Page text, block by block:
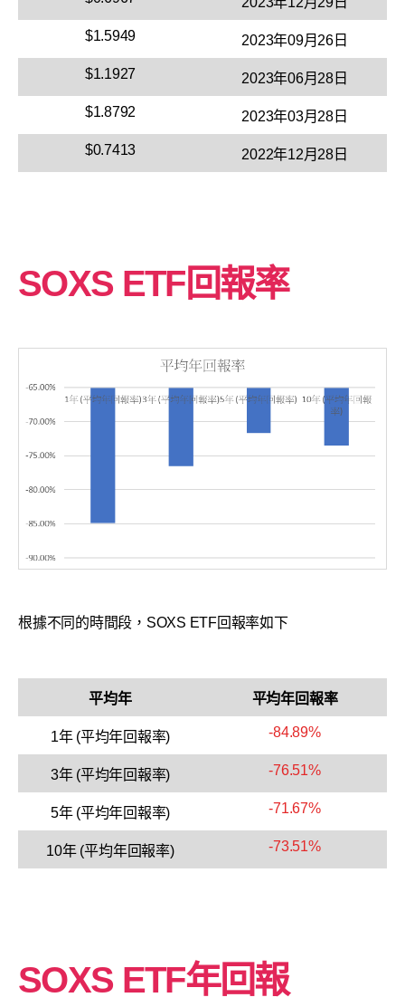
$1.5949 2023年09月26日
$1.1927 2023年06月28日
$1.8792 2023年03月28日
$0.7413 2022年12月28日
SOXS ETF回報率
根據不同的時間段，SOXS ETF回報率如下
平均年 平均年回報率
1年 (平均年回報率) -84.89%
3年 (平均年回報率) -76.51%
5年 (平均年回報率) -71.67%
10年 (平均年回報率) -73.51%
SOXS ETF年回報